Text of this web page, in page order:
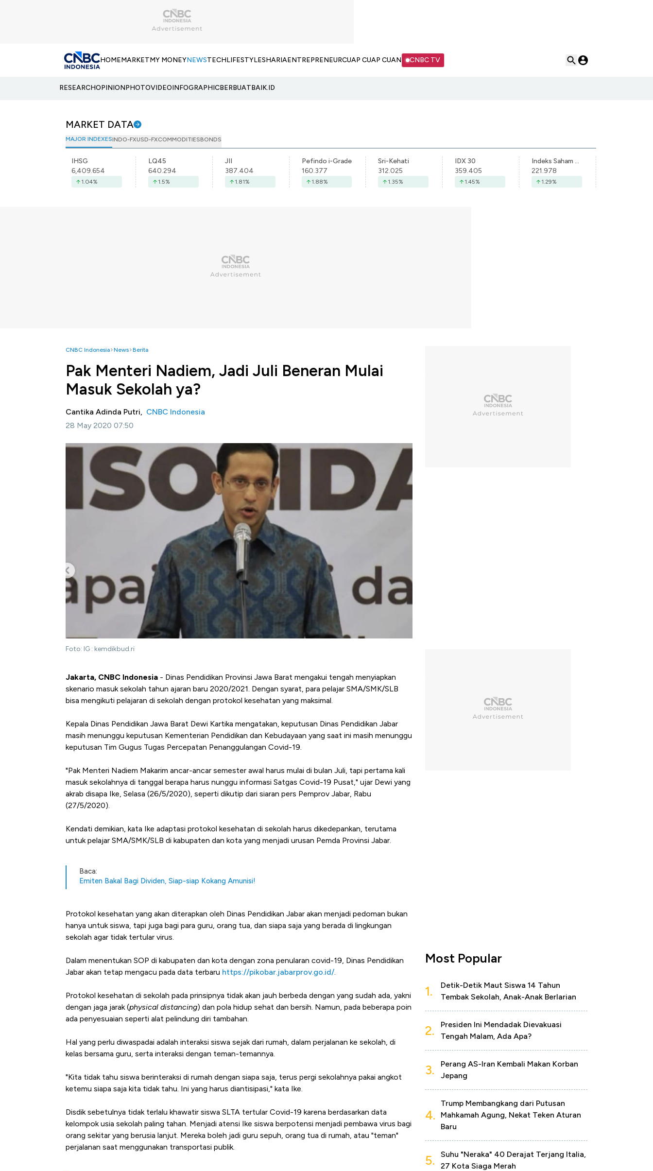
HOMEMARKETMY MONEYNEWSTECHLIFESTYLESHARIAENTREPRENEURCUAP CUAP CUAN CNBC TV
RESEARCHOPINIONPHOTOVIDEOINFOGRAPHICBERBUATBAIK.ID
MARKET DATA
MAJOR INDEXESINDO-FXUSD-FXCOMMODITIESBONDS
IHSG
6,409.654
1.04%
LQ45
640.294
1.5%
JII
387.404
1.81%
Pefindo i-Grade
160.377
1.88%
Sri-Kehati
312.025
1.35%
IDX 30
359.405
1.45%
Indeks Saham Syariah Indonesia
221.978
1.29%
CNBC Indonesia News Berita
Pak Menteri Nadiem, Jadi Juli Beneran Mulai
Masuk Sekolah ya?
Cantika Adinda Putri, CNBC Indonesia
28 May 2020 07:50
Foto: IG : kemdikbud.ri
Jakarta, CNBC Indonesia - Dinas Pendidikan Provinsi Jawa Barat mengakui tengah menyiapkan
skenario masuk sekolah tahun ajaran baru 2020/2021. Dengan syarat, para pelajar SMA/SMK/SLB
bisa mengikuti pelajaran di sekolah dengan protokol kesehatan yang maksimal.
Kepala Dinas Pendidikan Jawa Barat Dewi Kartika mengatakan, keputusan Dinas Pendidikan Jabar
masih menunggu keputusan Kementerian Pendidikan dan Kebudayaan yang saat ini masih menunggu
keputusan Tim Gugus Tugas Percepatan Penanggulangan Covid-19.
"Pak Menteri Nadiem Makarim ancar-ancar semester awal harus mulai di bulan Juli, tapi pertama kali
masuk sekolahnya di tanggal berapa harus nunggu informasi Satgas Covid-19 Pusat," ujar Dewi yang
akrab disapa Ike, Selasa (26/5/2020), seperti dikutip dari siaran pers Pemprov Jabar, Rabu
(27/5/2020).
Kendati demikian, kata Ike adaptasi protokol kesehatan di sekolah harus dikedepankan, terutama
untuk pelajar SMA/SMK/SLB di kabupaten dan kota yang menjadi urusan Pemda Provinsi Jabar.
Baca:
Emiten Bakal Bagi Dividen, Siap-siap Kokang Amunisi!
Protokol kesehatan yang akan diterapkan oleh Dinas Pendidikan Jabar akan menjadi pedoman bukan
hanya untuk siswa, tapi juga bagi para guru, orang tua, dan siapa saja yang berada di lingkungan
sekolah agar tidak tertular virus.
Dalam menentukan SOP di kabupaten dan kota dengan zona penularan covid-19, Dinas Pendidikan
Jabar akan tetap mengacu pada data terbaru https://pikobar.jabarprov.go.id/.
Protokol kesehatan di sekolah pada prinsipnya tidak akan jauh berbeda dengan yang sudah ada, yakni
dengan jaga jarak (physical distancing) dan pola hidup sehat dan bersih. Namun, pada beberapa poin
ada penyesuaian seperti alat pelindung diri tambahan.
Hal yang perlu diwaspadai adalah interaksi siswa sejak dari rumah, dalam perjalanan ke sekolah, di
kelas bersama guru, serta interaksi dengan teman-temannya.
"Kita tidak tahu siswa berinteraksi di rumah dengan siapa saja, terus pergi sekolahnya pakai angkot
ketemu siapa saja kita tidak tahu. Ini yang harus diantisipasi," kata Ike.
Disdik sebetulnya tidak terlalu khawatir siswa SLTA tertular Covid-19 karena berdasarkan data
kelompok usia sekolah paling tahan. Menjadi atensi Ike siswa berpotensi menjadi pembawa virus bagi
orang sekitar yang berusia lanjut. Mereka boleh jadi guru sepuh, orang tua di rumah, atau "teman"
perjalanan saat menggunakan transportasi publik.
Most Popular
1.
Detik-Detik Maut Siswa 14 Tahun
Tembak Sekolah, Anak-Anak Berlarian
2.
Presiden Ini Mendadak Dievakuasi
Tengah Malam, Ada Apa?
3.
Perang AS-Iran Kembali Makan Korban
Jepang
4.
Trump Membangkang dari Putusan
Mahkamah Agung, Nekat Teken Aturan
Baru
5.
Suhu "Neraka" 40 Derajat Terjang Italia,
27 Kota Siaga Merah